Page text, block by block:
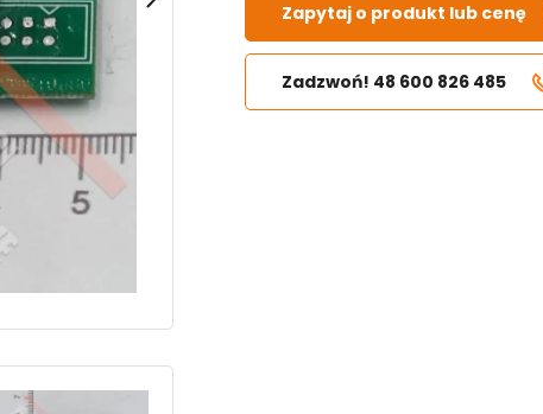
Zapytaj o produkt lub cenę
Zadzwoń! 48 600 826 485